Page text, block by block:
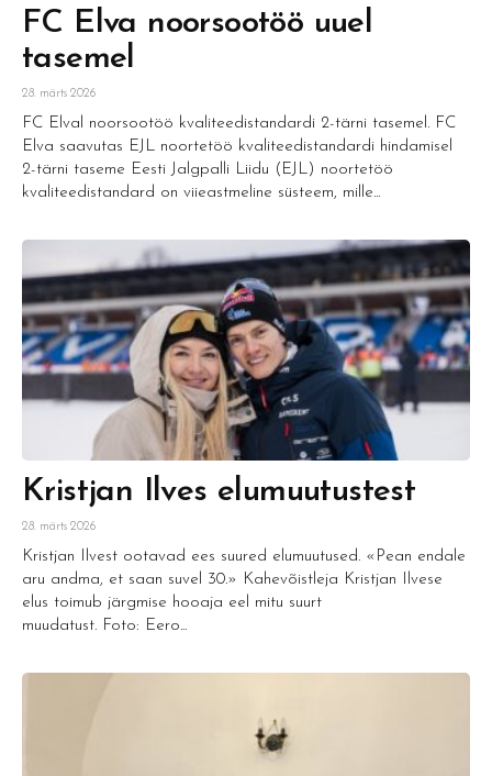
FC Elva noorsootöö uuel
tasemel
28. märts 2026
FC Elval noorsootöö kvaliteedistandardi 2-tärni tasemel. FC
Elva saavutas EJL noortetöö kvaliteedistandardi hindamisel
2-tärni taseme Eesti Jalgpalli Liidu (EJL) noortetöö
kvaliteedistandard on viieastmeline süsteem, mille...
Kristjan Ilves elumuutustest
28. märts 2026
Kristjan Ilvest ootavad ees suured elumuutused. «Pean endale
aru andma, et saan suvel 30.» Kahevõistleja Kristjan Ilvese
elus toimub järgmise hooaja eel mitu suurt
muudatust. Foto: Eero...